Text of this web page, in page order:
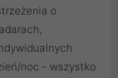
o
noc - wszystko